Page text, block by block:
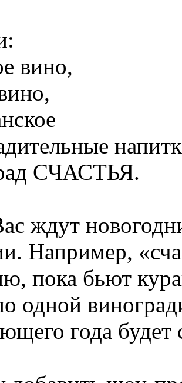
вино,
СЧАСТЬЯ.
ждут
Например,
пока бьют
одной
года будет